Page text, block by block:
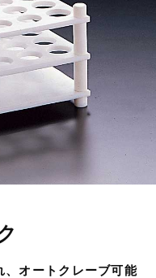
、オートクレーブ可能